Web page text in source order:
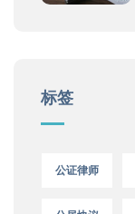
标签
公证律师